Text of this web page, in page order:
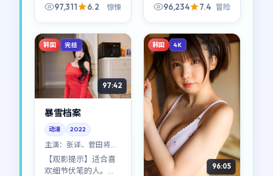
场集体失控的社会实
来。
97,311 6.2 惊悚
浓，但导演林超贤更
96,234 7.4 冒险
韩国 完结
97:42
暴雪档案
动漫 2022
主演： 张译、菅田将晖
等【观影提示】适合喜
欢细节伏笔的人。
韩国 4K
96:05